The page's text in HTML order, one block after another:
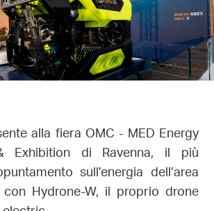
alla fiera OMC - MED Energy
Exhibition di Ravenna, il più
sull’energia dell’area
Hydrone-W, il proprio drone